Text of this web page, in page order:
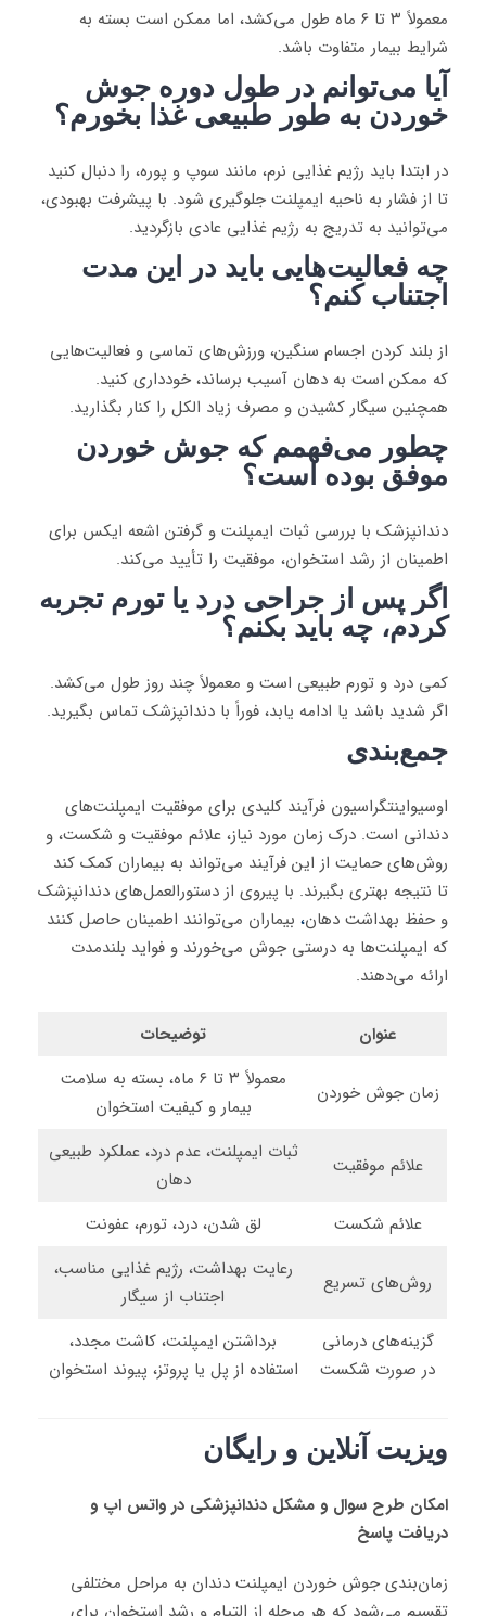
معمولاً ۳ تا ۶ ماه طول می‌کشد، اما ممکن است بسته به
شرایط بیمار متفاوت باشد.
آیا می‌توانم در طول دوره جوش
خوردن به طور طبیعی غذا بخورم؟
در ابتدا باید رژیم غذایی نرم، مانند سوپ و پوره، را دنبال کنید
تا از فشار به ناحیه ایمپلنت جلوگیری شود. با پیشرفت بهبودی،
می‌توانید به تدریج به رژیم غذایی عادی بازگردید.
چه فعالیت‌هایی باید در این مدت
اجتناب کنم؟
از بلند کردن اجسام سنگین، ورزش‌های تماسی و فعالیت‌هایی
که ممکن است به دهان آسیب برساند، خودداری کنید.
همچنین سیگار کشیدن و مصرف زیاد الکل را کنار بگذارید.
چطور می‌فهمم که جوش خوردن
موفق بوده است؟
دندانپزشک با بررسی ثبات ایمپلنت و گرفتن اشعه ایکس برای
اطمینان از رشد استخوان، موفقیت را تأیید می‌کند.
اگر پس از جراحی درد یا تورم تجربه
کردم، چه باید بکنم؟
کمی درد و تورم طبیعی است و معمولاً چند روز طول می‌کشد.
اگر شدید باشد یا ادامه یابد، فوراً با دندانپزشک تماس بگیرید.
جمع‌بندی
اوسیواینتگراسیون فرآیند کلیدی برای موفقیت ایمپلنت‌های
دندانی است. درک زمان مورد نیاز، علائم موفقیت و شکست، و
روش‌های حمایت از این فرآیند می‌تواند به بیماران کمک کند
تا نتیجه بهتری بگیرند. با پیروی از دستورالعمل‌های دندانپزشک
و حفظ بهداشت دهان، بیماران می‌توانند اطمینان حاصل کنند
که ایمپلنت‌ها به درستی جوش می‌خورند و فواید بلندمدت
ارائه می‌دهند.
عنوان توضیحات
زمان جوش خوردن
معمولاً ۳ تا ۶ ماه، بسته به سلامت
بیمار و کیفیت استخوان
علائم موفقیت
ثبات ایمپلنت، عدم درد، عملکرد طبیعی
دهان
علائم شکست
لق شدن، درد، تورم، عفونت
روش‌های تسریع
رعایت بهداشت، رژیم غذایی مناسب،
اجتناب از سیگار
گزینه‌های درمانی
در صورت شکست
برداشتن ایمپلنت، کاشت مجدد،
استفاده از پل یا پروتز، پیوند استخوان
ویزیت آنلاین و رایگان
امکان طرح سوال و مشکل دندانپزشکی در واتس اپ و
دریافت پاسخ
زمان‌بندی جوش خوردن ایمپلنت دندان به مراحل مختلفی